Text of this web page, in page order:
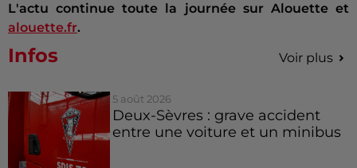
L'actu continue toute la journée sur Alouette et
alouette.fr.
Infos Voir plus
5 août 2026
Deux-Sèvres : grave accident
entre une voiture et un minibus